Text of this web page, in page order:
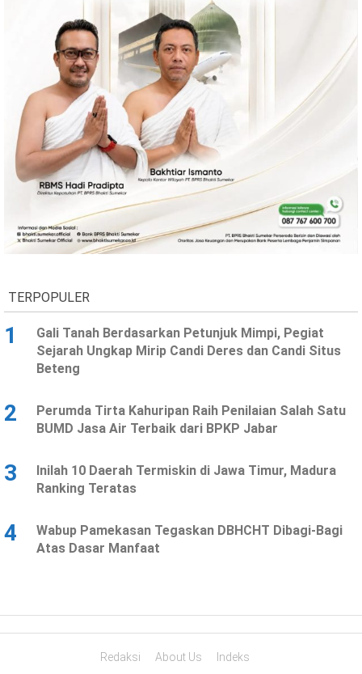
News
Indonesia
Reserve
TERPOPULER
1
Gali Tanah Berdasarkan Petunjuk Mimpi, Pegiat
Sejarah Ungkap Mirip Candi Deres dan Candi Situs
Beteng
2
Perumda Tirta Kahuripan Raih Penilaian Salah Satu
BUMD Jasa Air Terbaik dari BPKP Jabar
3
Inilah 10 Daerah Termiskin di Jawa Timur, Madura
Ranking Teratas
4
Wabup Pamekasan Tegaskan DBHCHT Dibagi-Bagi
Atas Dasar Manfaat
Redaksi About Us Indeks